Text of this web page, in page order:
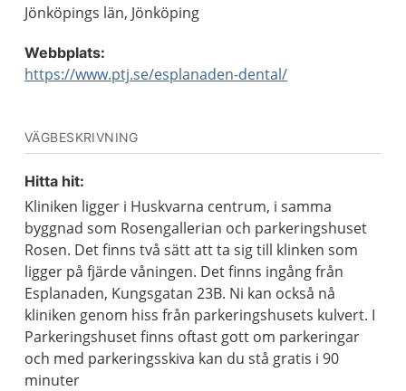
Jönköpings län, Jönköping
Webbplats:
https://www.ptj.se/esplanaden-dental/
VÄGBESKRIVNING
Hitta hit:
Kliniken ligger i Huskvarna centrum, i samma
byggnad som Rosengallerian och parkeringshuset
Rosen. Det finns två sätt att ta sig till klinken som
ligger på fjärde våningen. Det finns ingång från
Esplanaden, Kungsgatan 23B. Ni kan också nå
kliniken genom hiss från parkeringshusets kulvert. I
Parkeringshuset finns oftast gott om parkeringar
och med parkeringsskiva kan du stå gratis i 90
minuter